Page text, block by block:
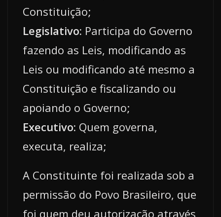
Constituição;
Legislativo: Participa do Governo
fazendo as Leis, modificando as
Leis ou modificando até mesmo a
Constituição e fiscalizando ou
apoiando o Governo;
Executivo: Quem governa,
executa, realiza;
A Constituinte foi realizada sob a
permissão do Povo Brasileiro, que
foi quem deu autorização através